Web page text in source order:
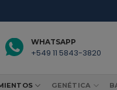
WHATSAPP
+549 11 5843-3820
GENÉTICA